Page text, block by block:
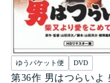
ゆうパケット便 DVD
第36作 男はつらいよ